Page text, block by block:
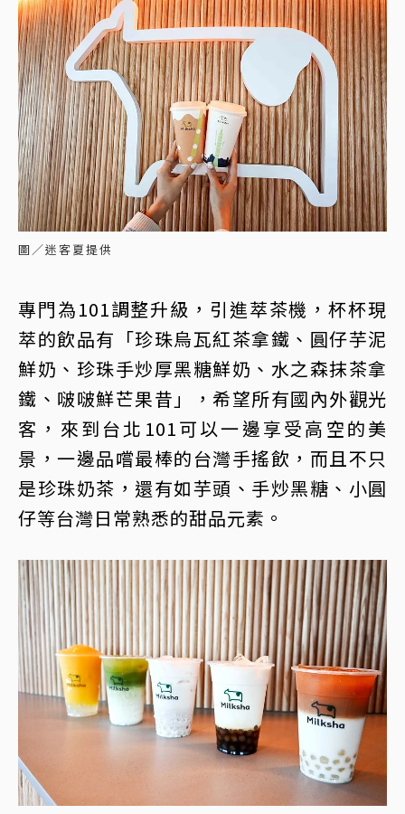
圖／迷客夏提供
專門為101調整升級，引進萃茶機，杯杯現
萃的飲品有「珍珠烏瓦紅茶拿鐵、圓仔芋泥
鮮奶、珍珠手炒厚黑糖鮮奶、水之森抹茶拿
鐵、啵啵鮮芒果昔」，希望所有國內外觀光
客，來到台北101可以一邊享受高空的美
景，一邊品嚐最棒的台灣手搖飲，而且不只
是珍珠奶茶，還有如芋頭、手炒黑糖、小圓
仔等台灣日常熟悉的甜品元素。